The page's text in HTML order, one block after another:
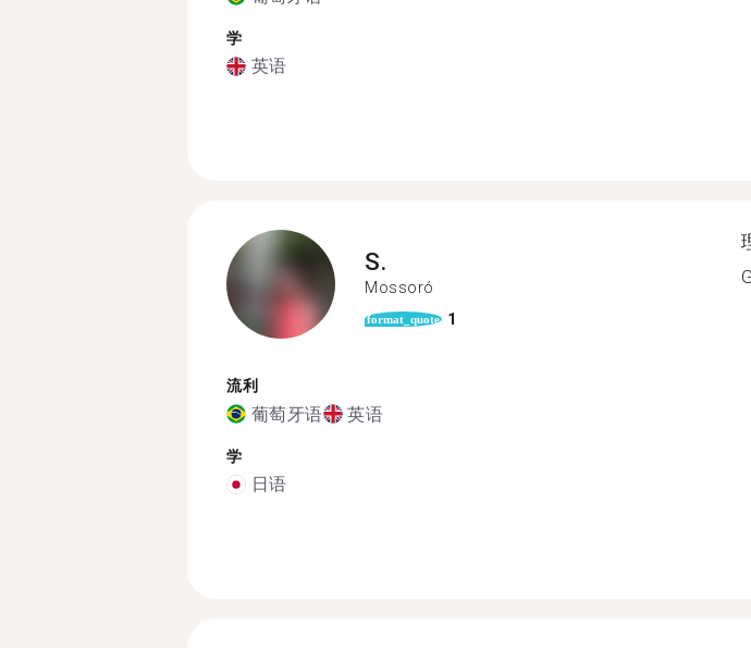
学
英语
S.
Mossoró
format_quote 1
流利
葡萄牙语 英语
学
日语